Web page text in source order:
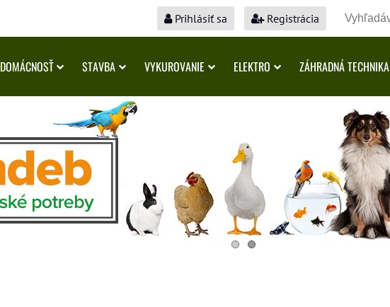
Prihlásiť sa Registrácia
DOMÁCNOSŤ STAVBA VYKUROVANIE ELEKTRO ZÁHRADNÁ TECHNIKA